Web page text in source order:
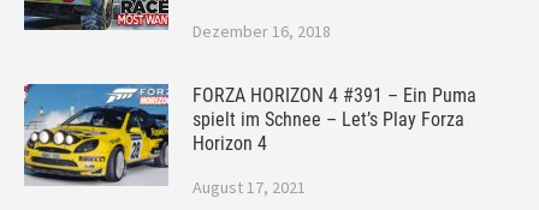
Dezember 16, 2018
FORZA HORIZON 4 #391 – Ein Puma
spielt im Schnee – Let’s Play Forza
Horizon 4
August 17, 2021